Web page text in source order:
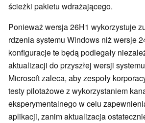
ścieżki pakietu wdrażającego.
Ponieważ wersja 26H1 wykorzystuje
rdzenia systemu Windows niż wersje
konfiguracje te będą podlegały
aktualizacji do przyszłej wersji
Microsoft zaleca, aby zespoły
testy pilotażowe z wykorzystaniem
eksperymentalnego w celu
aplikacji, zanim aktualizacja